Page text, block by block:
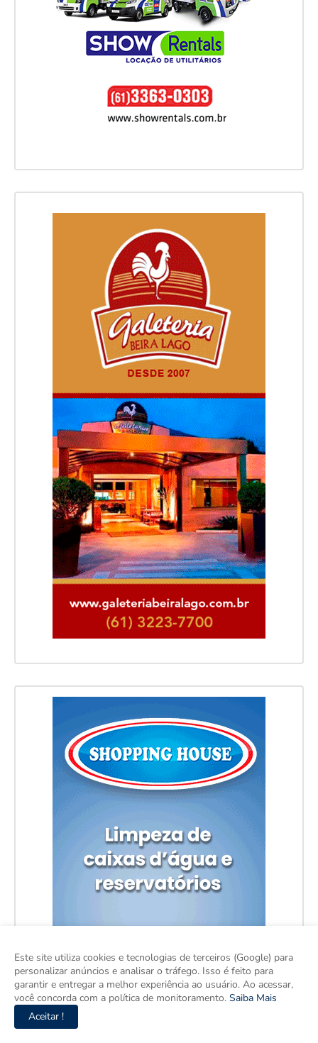
Este site utiliza cookies e tecnologias de terceiros (Google) para
personalizar anúncios e analisar o tráfego. Isso é feito para
garantir e entregar a melhor experiência ao usuário. Ao acessar,
você concorda com a política de monitoramento. Saiba Mais
Aceitar !